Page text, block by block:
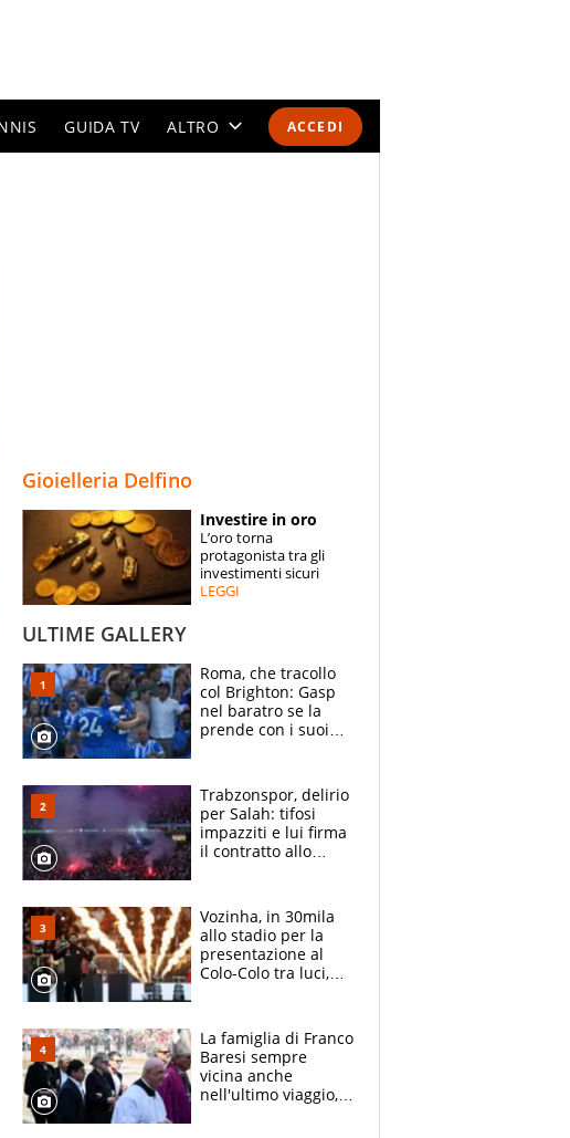
ACCEDI
GUIDA TV ALTRO
SPECIALI
ESPERTI
Gioielleria Delfino
Investire in oro
L’oro torna
protagonista tra gli
investimenti sicuri
LEGGI
ULTIME GALLERY
Roma, che tracollo
col Brighton: Gasp
nel baratro se la
prende con i suoi
Trabzonspor, delirio
per Salah: tifosi
impazziti e lui firma
il contratto allo
Vozinha, in 30mila
allo stadio per la
presentazione al
Colo-Colo tra luci,
La famiglia di Franco
Baresi sempre
vicina anche
nell'ultimo viaggio,